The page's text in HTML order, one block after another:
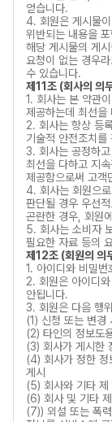
얻습니다.
4. 회원은 게시물
위반되는 내용을
해당 게시물의 게
요청이 없는 경우
수 있습니다.
제11조 (회사의 의
1. 회사는 본 약관
제공하는데 최선을
2. 회사는 항상 등
기술적 안전조치를
3. 회사는 공정하
최선을 다하고 지
제공함으로써 고객
4. 회사는 회원으
판단될 경우 우선
곤란한 경우, 회원
5. 회사는 소비자
필요한 자료 등의
제12조 (회원의 의
1. 아이디와 비밀
2. 회원은 아이디
안됩니다.
3. 회원은 다음 행
(1) 신청 또는 변경
(2) 타인의 정보도
(3) 회사가 게시한
(4) 회사가 정한 정
게시
(5) 회사와 기타 제
(6) 회사 및 기타
(7)) 외설 또는 폭